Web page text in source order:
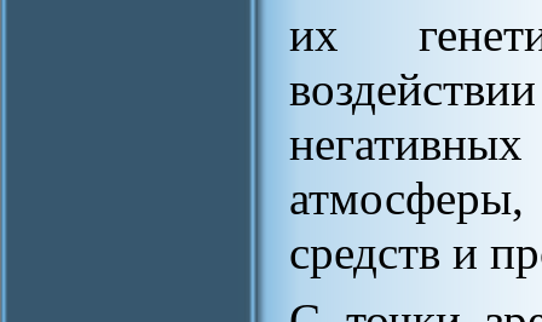
их
средств и